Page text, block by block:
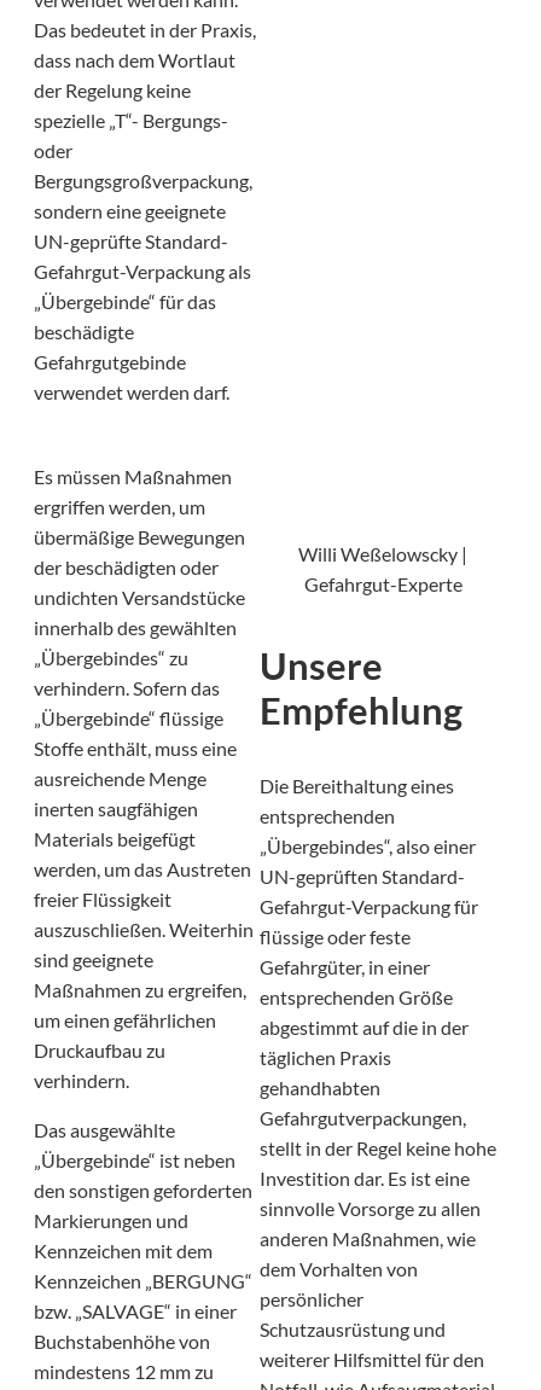
Das bedeutet in der Praxis,
dass nach dem Wortlaut
der Regelung keine
spezielle „T“- Bergungs-
oder
Bergungsgroßverpackung,
sondern eine geeignete
UN-geprüfte Standard-
Gefahrgut-Verpackung als
„Übergebinde“ für das
beschädigte
Gefahrgutgebinde
verwendet werden darf.
Es müssen Maßnahmen
ergriffen werden, um
übermäßige Bewegungen
der beschädigten oder
undichten Versandstücke
innerhalb des gewählten
„Übergebindes“ zu
verhindern. Sofern das
„Übergebinde“ flüssige
Stoffe enthält, muss eine
ausreichende Menge
inerten saugfähigen
Materials beigefügt
werden, um das Austreten
freier Flüssigkeit
auszuschließen. Weiterhin
sind geeignete
Maßnahmen zu ergreifen,
um einen gefährlichen
Druckaufbau zu
verhindern.
Das ausgewählte
„Übergebinde“ ist neben
den sonstigen geforderten
Markierungen und
Kennzeichen mit dem
Kennzeichen „BERGUNG“
bzw. „SALVAGE“ in einer
Buchstabenhöhe von
mindestens 12 mm zu
Willi Weßelowscky |
Gefahrgut-Experte
Unsere
Empfehlung
Die Bereithaltung eines
entsprechenden
„Übergebindes“, also einer
UN-geprüften Standard-
Gefahrgut-Verpackung für
flüssige oder feste
Gefahrgüter, in einer
entsprechenden Größe
abgestimmt auf die in der
täglichen Praxis
gehandhabten
Gefahrgutverpackungen,
stellt in der Regel keine hohe
Investition dar. Es ist eine
sinnvolle Vorsorge zu allen
anderen Maßnahmen, wie
dem Vorhalten von
persönlicher
Schutzausrüstung und
weiterer Hilfsmittel für den